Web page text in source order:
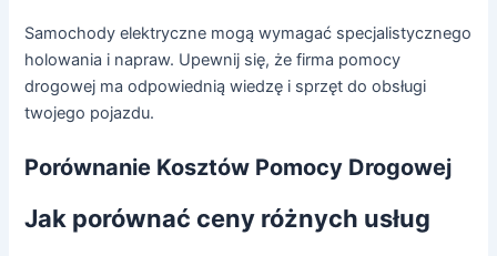
Samochody elektryczne mogą wymagać specjalistycznego
holowania i napraw. Upewnij się, że firma pomocy
drogowej ma odpowiednią wiedzę i sprzęt do obsługi
twojego pojazdu.
Porównanie Kosztów Pomocy Drogowej
Jak porównać ceny różnych usług